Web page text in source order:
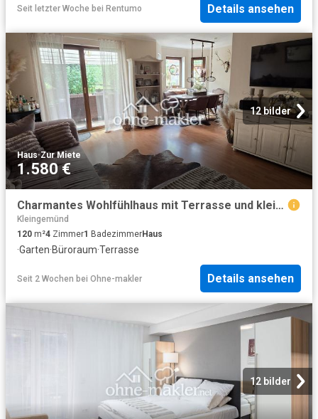
Seit letzter Woche bei Rentumo Details ansehen
12 bilder
Haus·Zur Miete
1.580 €
Charmantes Wohlfühlhaus mit Terrasse und kleinem Garten in gesuchter Lage
Kleingemünd
120 m²4 Zimmer1 BadezimmerHaus
·Garten·Büroraum·Terrasse
Seit 2 Wochen bei Ohne-makler Details ansehen
12 bilder